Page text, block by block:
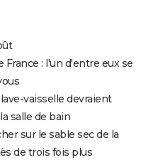
France : l'un d'entre eux se
vaisselle devraient
salle de bain
sur le sable sec de la
de trois fois plus